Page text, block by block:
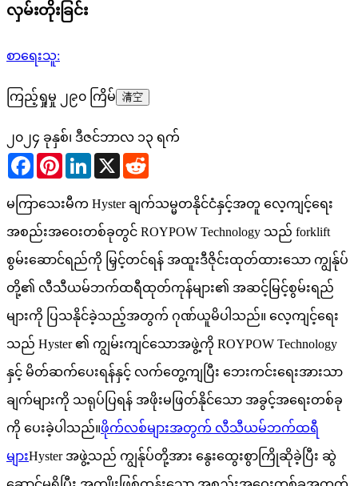
လှမ်းတိုးခြင်း
စာရေးသူ:
ကြည့်ရှုမှု ၂၉၀ ကြိမ် 清空
၂၀၂၄ ခုနှစ်၊ ဒီဇင်ဘာလ ၁၃ ရက်
FacebookPinterestLinkedIn
X
မကြာသေးမီက Hyster ချက်သမ္မတနိုင်ငံနှင့်အတူ လေ့ကျင့်ရေး
အစည်းအဝေးတစ်ခုတွင် ROYPOW Technology သည် forklift
စွမ်းဆောင်ရည်ကို မြှင့်တင်ရန် အထူးဒီဇိုင်းထုတ်ထားသော ကျွန်ုပ်
တို့၏ လီသီယမ်ဘက်ထရီထုတ်ကုန်များ၏ အဆင့်မြင့်စွမ်းရည်
များကို ပြသနိုင်ခဲ့သည့်အတွက် ဂုဏ်ယူမိပါသည်။ လေ့ကျင့်ရေး
သည် Hyster ၏ ကျွမ်းကျင်သောအဖွဲ့ကို ROYPOW Technology
နှင့် မိတ်ဆက်ပေးရန်နှင့် လက်တွေ့ကျပြီး ဘေးကင်းရေးအားသာ
ချက်များကို သရုပ်ပြရန် အဖိုးမဖြတ်နိုင်သော အခွင့်အရေးတစ်ခု
ကို ပေးခဲ့ပါသည်။ဖိုက်လစ်များအတွက် လီသီယမ်ဘက်ထရီ
များHyster အဖွဲ့သည် ကျွန်ုပ်တို့အား နွေးထွေးစွာကြိုဆိုခဲ့ပြီး ဆွဲ